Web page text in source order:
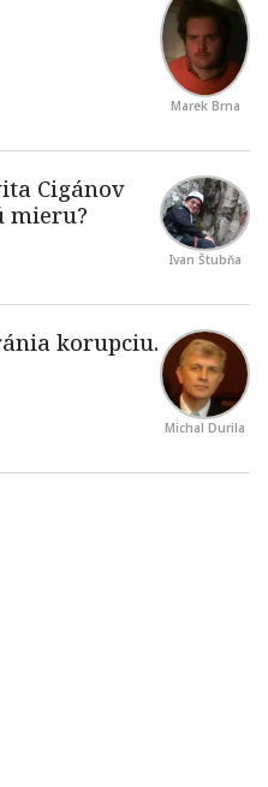
Marek Brna
Ivan Štubňa
Michal Durila